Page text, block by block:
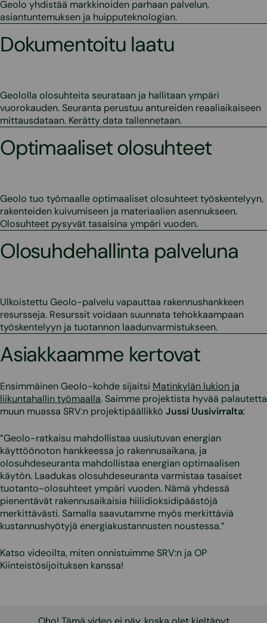
Geolo yhdistää markkinoiden parhaan palvelun,
asiantuntemuksen ja huipputeknologian.
Dokumentoitu laatu
Geololla olosuhteita seurataan ja hallitaan ympäri
vuorokauden. Seuranta perustuu antureiden reaaliaikaiseen
mittausdataan. Kerätty data tallennetaan.
Optimaaliset olosuhteet
Geolo tuo työmaalle optimaaliset olosuhteet työskentelyyn,
rakenteiden kuivumiseen ja materiaalien asennukseen.
Olosuhteet pysyvät tasaisina ympäri vuoden.
Olosuhdehallinta palveluna
Ulkoistettu Geolo-palvelu vapauttaa rakennushankkeen
resursseja. Resurssit voidaan suunnata tehokkaampaan
työskentelyyn ja tuotannon laadunvarmistukseen.
Asiakkaamme kertovat
Ensimmäinen Geolo-kohde sijaitsi Matinkylän lukion ja
liikuntahallin työmaalla. Saimme projektista hyvää palautetta
muun muassa SRV:n projektipäällikkö Jussi Uusivirralta:
”Geolo-ratkaisu mahdollistaa uusiutuvan energian
käyttöönoton hankkeessa jo rakennusaikana, ja
olosuhdeseuranta mahdollistaa energian optimaalisen
käytön. Laadukas olosuhdeseuranta varmistaa tasaiset
tuotanto-olosuhteet ympäri vuoden. Nämä yhdessä
pienentävät rakennusaikaisia hiilidioksidipäästöjä
merkittävästi. Samalla saavutamme myös merkittäviä
kustannushyötyjä energiakustannusten noustessa.”
Katso videoilta, miten onnistuimme SRV:n ja OP
Kiinteistösijoituksen kanssa!